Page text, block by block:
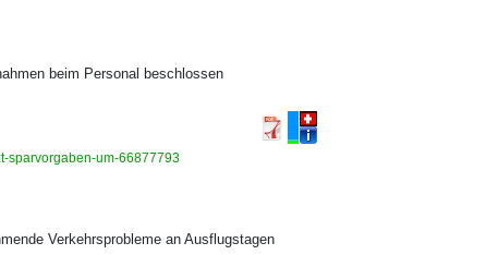
beim Personal beschlossen
sparvorgaben-um-66877793
Verkehrsprobleme an Ausflugstagen